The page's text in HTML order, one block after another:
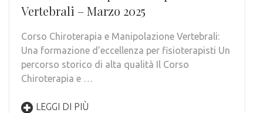
Vertebrali – Marzo 2025
Corso Chiroterapia e Manipolazione Vertebrali:
Una formazione d’eccellenza per fisioterapisti Un
percorso storico di alta qualità Il Corso
Chiroterapia e …
LEGGI DI PIÙ